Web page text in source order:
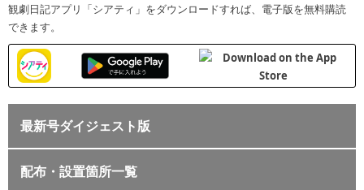
観劇日記アプリ「シアティ」をダウンロードすれば、電子版を無料購読
できます。
最新号ダイジェスト版
配布・設置箇所一覧